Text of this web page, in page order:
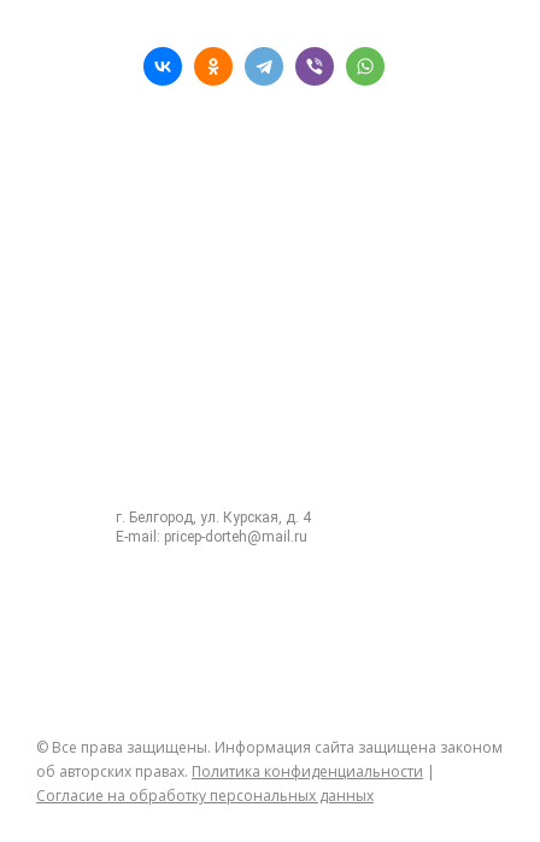
г. Белгород, ул. Курская, д. 4
E-mail: pricep-dorteh@mail.ru
© Все права защищены. Информация сайта защищена законом
об авторских правах. Политика конфиденциальности |
Согласие на обработку персональных данных